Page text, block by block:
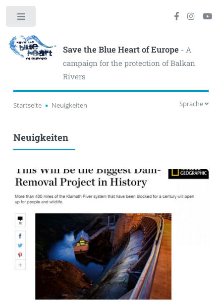
Save the Blue Heart of Europe- A
campaign for the protection of Balkan
Rivers
Startseite Neuigkeiten Sprache
Neuigkeiten